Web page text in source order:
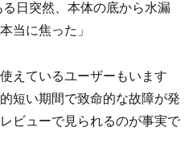
日突然、本体の底から水漏
当に焦った」
えているユーザーもいます
短い期間で致命的な故障が発
ビューで見られるのが事実で